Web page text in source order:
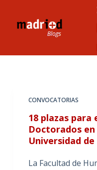
CONVOCATORIAS
18 plazas para
Doctorados
Universidad
La Facultad de